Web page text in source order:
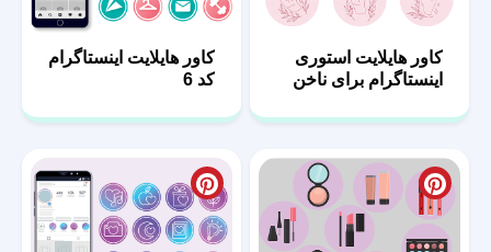
کاور هایلایت استوری
اینستاگرام برای ناخن
کاور هایلایت اینستاگرام
کد 6